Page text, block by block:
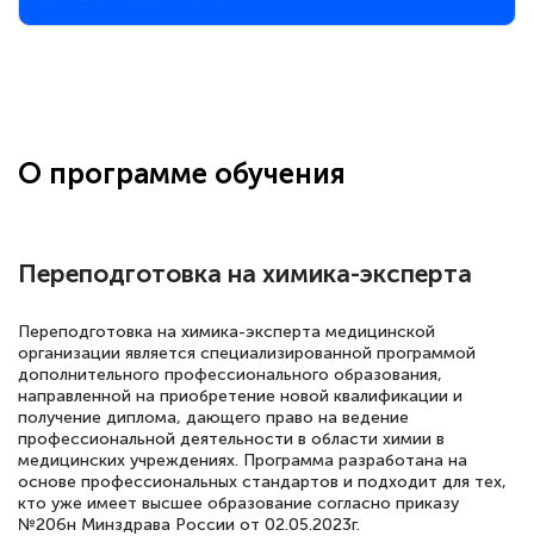
О программе обучения
Переподготовка на химика-эксперта
Переподготовка на химика-эксперта медицинской
организации является специализированной программой
дополнительного профессионального образования,
направленной на приобретение новой квалификации и
получение диплома, дающего право на ведение
профессиональной деятельности в области химии в
медицинских учреждениях. Программа разработана на
основе профессиональных стандартов и подходит для тех,
кто уже имеет высшее образование согласно приказу
№206н Минздрава России от 02.05.2023г.